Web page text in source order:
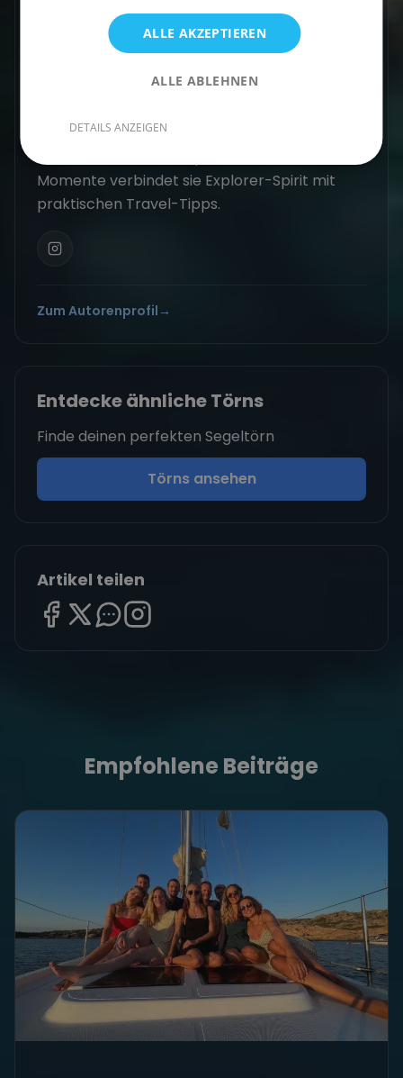
Vicci
Küstenorte und Reisen abseits der üblichen
Momente verbindet sie Explorer-Spirit mit
praktischen Travel-Tipps.
Zum Autorenprofil →
Entdecke ähnliche Törns
Finde deinen perfekten Segeltörn
Törns ansehen
Artikel teilen
Empfohlene Beiträge
ALLE AKZEPTIEREN
ALLE ABLEHNEN
DETAILS ANZEIGEN